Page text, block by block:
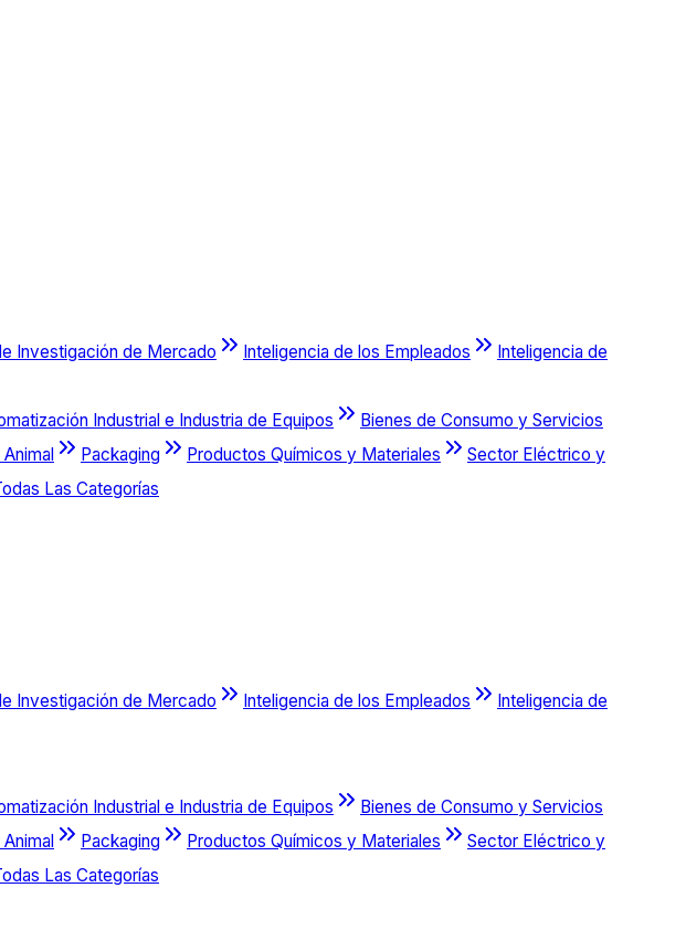
Investigación de Mercado Inteligencia de los Empleados
Inteligencia de
Industrial e Industria de Equipos
Bienes de Consumo y Servicios
Packaging Productos Químicos y Materiales
Sector Eléctrico y
Las Categorías
Investigación de Mercado Inteligencia de los Empleados
Inteligencia de
Industrial e Industria de Equipos
Bienes de Consumo y Servicios
Packaging Productos Químicos y Materiales
Sector Eléctrico y
Las Categorías